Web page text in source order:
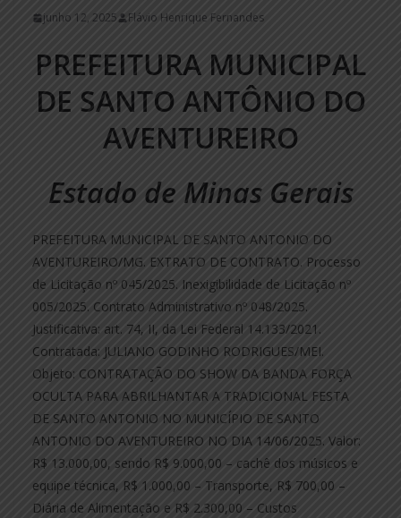
junho 12, 2025 Flávio Henrique Fernandes
PREFEITURA MUNICIPAL
DE SANTO ANTÔNIO DO
AVENTUREIRO
Estado de Minas Gerais
PREFEITURA MUNICIPAL DE SANTO ANTONIO DO
AVENTUREIRO/MG. EXTRATO DE CONTRATO. Processo
de Licitação nº 045/2025. Inexigibilidade de Licitação nº
005/2025. Contrato Administrativo nº 048/2025.
Justificativa: art. 74, II, da Lei Federal 14.133/2021.
Contratada: JULIANO GODINHO RODRIGUES/MEI.
Objeto: CONTRATAÇÃO DO SHOW DA BANDA FORÇA
OCULTA PARA ABRILHANTAR A TRADICIONAL FESTA
DE SANTO ANTONIO NO MUNICÍPIO DE SANTO
ANTONIO DO AVENTUREIRO NO DIA 14/06/2025. Valor:
R$ 13.000,00, sendo R$ 9.000,00 – cachê dos músicos e
equipe técnica, R$ 1.000,00 – Transporte, R$ 700,00 –
Diária de Alimentação e R$ 2.300,00 – Custos